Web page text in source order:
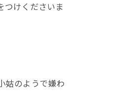
けくださいま
姑のようで嫌わ